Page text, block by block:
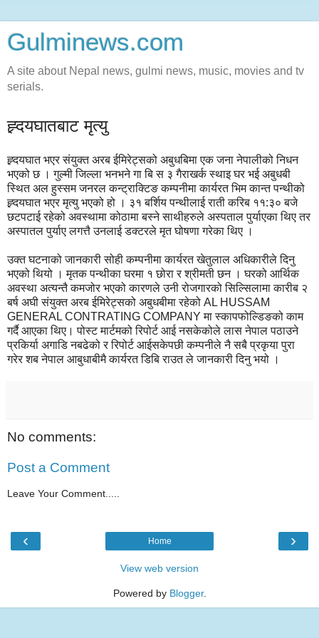
Gulminews.com
A site about Nepal news, gulmi news, music, movies and tv
serials.
ह्र्दयघातबाट मृत्‍यु
ह्र्दयघात भएर संयुक्त अरब ईमिरेट्सको अबुधबिमा एक जना नेपालीको निधन
भएको छ । गुल्मी जिल्ला भनभने गा बि स ३ गैराखर्क स्थाइ घर भई अबुधबी
स्थित अल हुस्सम जनरल कन्ट्राक्टिङ कम्पनीमा कार्यरत भिम कान्त पन्थीको
ह्र्दयघात भएर मृत्‍यु भएको हो । ३१ बर्शिय पन्थीलाई राती करिब ११:३० बजे
छटपटाई रहेको अवस्थामा कोठामा बस्ने साथीहरुले अस्पताल पुर्याएका थिए तर
अस्पातल पुर्याए लगत्तै उनलाई डक्टरले मृत घोषणा गरेका थिए ।
उक्त घटनाको जानकारी सोही कम्पनीमा कार्यरत खेतुलाल अधिकारीले दिनु
भएको थियो । मृतक पन्थीका घरमा १ छोरा र श्रीमती छन । घरको आर्थिक
अवस्था अत्यन्तै कमजोर भएको कारणले उनी रोजगारको सिल्सिलामा कारीब २
बर्ष अघी संयुक्त अरब ईमिरेट्सको अबुधबीमा रहेको AL HUSSAM
GENERAL CONTRATING COMPANY मा स्कापफोल्डिङको काम
गर्दै आएका थिए। पोस्ट मार्टमको रिपोर्ट आई नसकेकोले लास नेपाल पठाउने
प्रकिर्या अगाडि नबढेको र रिपोर्ट आईसकेपछी कम्पनीले नै सबै प्रकृया पुरा
गरेर शब नेपाल आबुधाबीमै कार्यरत डिबि राउत ले जानकारी दिनु भयो ।
No comments:
Post a Comment
Leave Your Comment.....
‹ ›
Home
View web version
Powered by Blogger.